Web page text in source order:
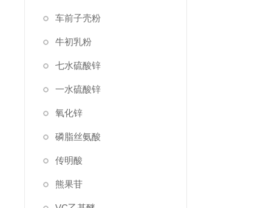
车前子壳粉
牛初乳粉
七水硫酸锌
一水硫酸锌
氧化锌
磷脂丝氨酸
传明酸
熊果苷